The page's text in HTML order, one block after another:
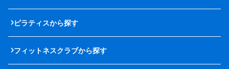
ピラティスから探す
フィットネスクラブから探す